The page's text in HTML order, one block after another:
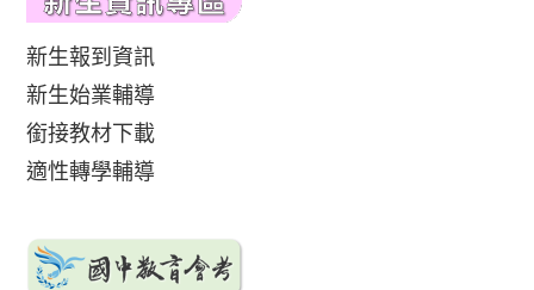
新生報到資訊
新生始業輔導
銜接教材下載
適性轉學輔導